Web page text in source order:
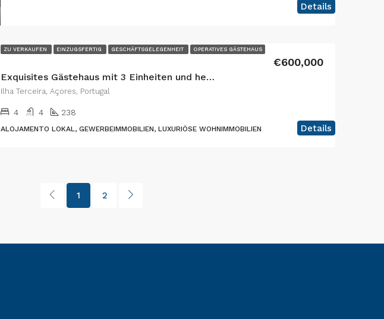
Details
ZU VERKAUFEN EINZUGSFERTIG GESCHÄFTSGELEGENHEIT OPERATIVES GÄSTEHAUS
Exquisites Gästehaus mit 3 Einheiten und herrlicher Aussicht in Lajes, Insel Terceira
€600,000
Ilha Terceira, Açores, Portugal
4 4 238
ALOJAMENTO LOKAL, GEWERBEIMMOBILIEN, LUXURIÖSE WOHNIMMOBILIEN Details
1 2